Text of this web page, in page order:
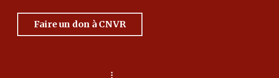
Faire un don à CNVR